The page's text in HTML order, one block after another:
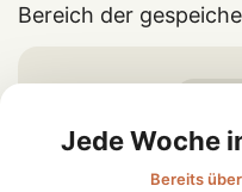
Bereich der
einem
Jede Woche
Bereits